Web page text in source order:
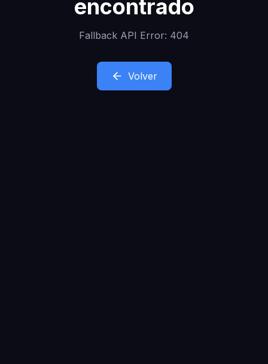
encontrado
Fallback API Error: 404
Volver